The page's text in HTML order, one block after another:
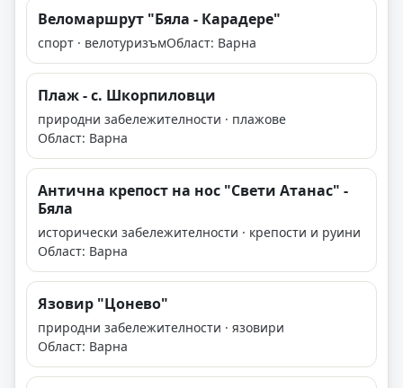
Веломаршрут "Бяла - Карадере"
спорт · велотуризъмОбласт: Варна
Плаж - с. Шкорпиловци
природни забележителности · плажове
Област: Варна
Антична крепост на нос "Свети Атанас" -
Бяла
исторически забележителности · крепости и руини
Област: Варна
Язовир "Цонево"
природни забележителности · язовири
Област: Варна